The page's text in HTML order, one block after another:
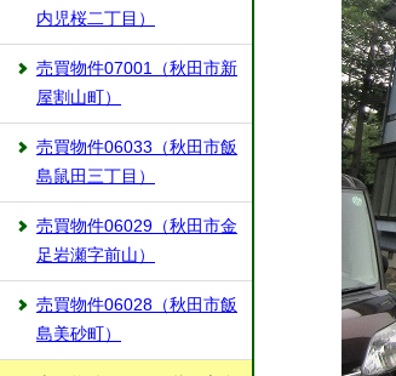
内児桜二丁目）
売買物件07001（秋田市新
屋割山町）
売買物件06033（秋田市飯
島鼠田三丁目）
売買物件06029（秋田市金
足岩瀬字前山）
売買物件06028（秋田市飯
島美砂町）